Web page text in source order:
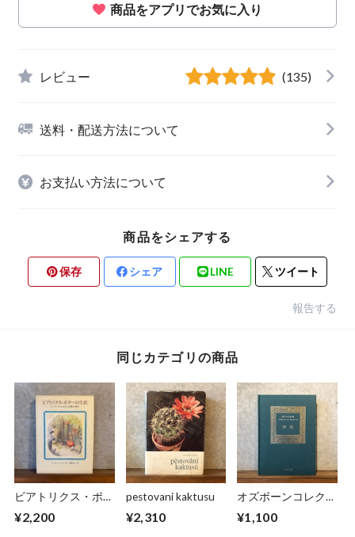
商品をアプリでお気に入り
レビュー (135)
送料・配送方法について
お支払い方法について
商品をシェアする
保存 シェア LINE ツイート
報告する
同じカテゴリの商品
ビアトリクス・ポタ
¥2,200
pestovani kaktusu
¥2,310
オズボーンコレクシ
¥1,100